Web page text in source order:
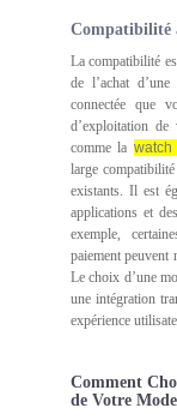
Compatibilité
La compatibilité
de l’achat
connectée que
d’exploitation de
comme la
large
existants. Il est
applications et
exemple,
paiement peuvent
Le choix d’une
une intégration
expérience
Comment
de Votre